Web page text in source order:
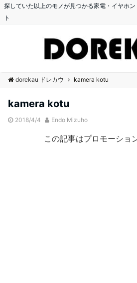
探していた以上のモノが見つかる家電・イヤホ
ト
dorekau ドレカウ kamera kotu
kamera kotu
2018/4/4 Endo Mizuho
この記事はプロモーショ